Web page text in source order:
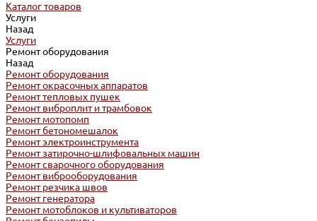
Каталог товаров
Услуги
Назад
Услуги
Ремонт оборудования
Назад
Ремонт оборудования
Ремонт окрасочных аппаратов
Ремонт тепловых пушек
Ремонт виброплит и трамбовок
Ремонт мотопомп
Ремонт бетономешалок
Ремонт электроинструмента
Ремонт затирочно-шлифовальных машин
Ремонт сварочного оборудования
Ремонт виброоборудования
Ремонт резчика швов
Ремонт генератора
Ремонт мотоблоков и культиваторов